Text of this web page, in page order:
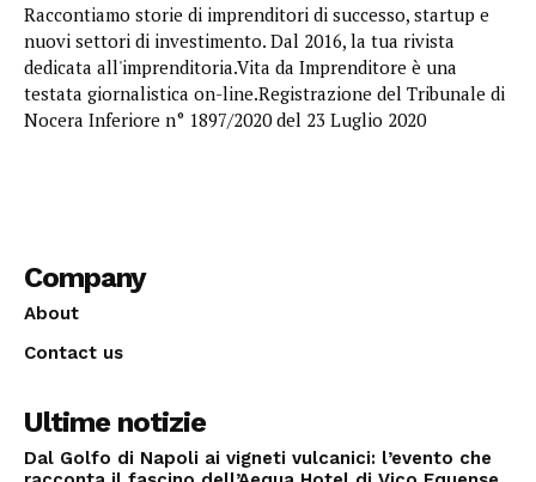
Raccontiamo storie di imprenditori di successo, startup e
nuovi settori di investimento. Dal 2016, la tua rivista
dedicata all'imprenditoria.Vita da Imprenditore è una
testata giornalistica on-line.Registrazione del Tribunale di
Nocera Inferiore n° 1897/2020 del 23 Luglio 2020
Company
About
Contact us
Ultime notizie
Dal Golfo di Napoli ai vigneti vulcanici: l’evento che